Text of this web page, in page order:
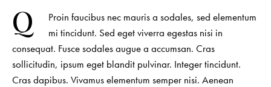
Q
Proin faucibus nec mauris a sodales, sed elementum
mi tincidunt. Sed eget viverra egestas nisi in
consequat. Fusce sodales augue a accumsan. Cras
sollicitudin, ipsum eget blandit pulvinar. Integer tincidunt.
Cras dapibus. Vivamus elementum semper nisi. Aenean